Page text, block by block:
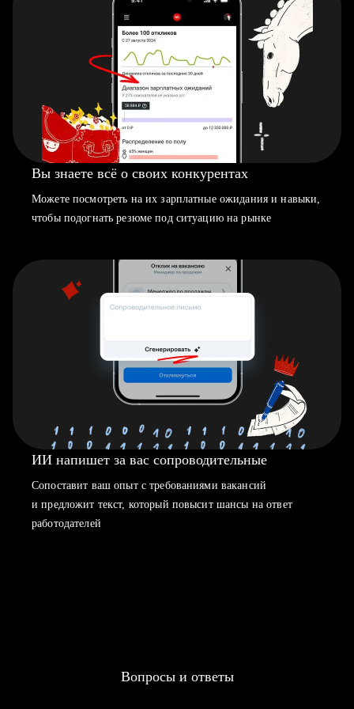
Вы знаете всё о своих конкурентах
Можете посмотреть на их зарплатные ожидания и навыки,
чтобы подогнать резюме под ситуацию на рынке
ИИ напишет за вас сопроводительные
Сопоставит ваш опыт с требованиями вакансий
и предложит текст, который повысит шансы на ответ
работодателей
Вопросы и ответы